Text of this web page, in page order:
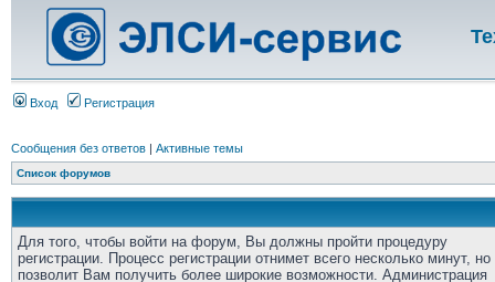
Вход Регистрация
Сообщения без ответов | Активные темы
Список форумов
Для того, чтобы войти на форум, Вы должны пройти процедуру
регистрации. Процесс регистрации отнимет всего несколько минут, но
позволит Вам получить более широкие возможности. Администрация